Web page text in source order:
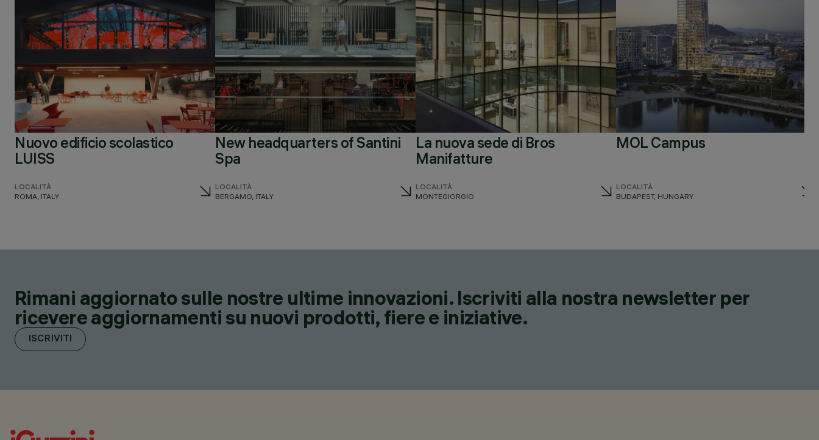
Nuovo edificio scolastico
LUISS
LOCALITÀ
ROMA, ITALY
New headquarters of Santini
Spa
LOCALITÀ
BERGAMO, ITALY
La nuova sede di Bros
Manifatture
LOCALITÀ
MONTEGIORGIO
MOL Campus
LOCALITÀ
BUDAPEST, HUNGARY
Rimani aggiornato sulle nostre ultime innovazioni. Iscriviti alla nostra newsletter per
ricevere aggiornamenti su nuovi prodotti, fiere e iniziative.
ISCRIVITI